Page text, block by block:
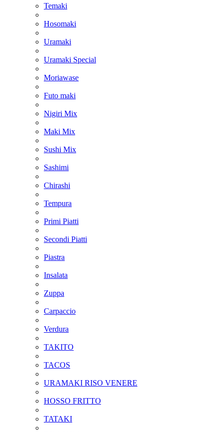
Temaki
Hosomaki
Uramaki
Uramaki Special
Moriawase
Futo maki
Nigiri Mix
Maki Mix
Sushi Mix
Sashimi
Chirashi
Tempura
Primi Piatti
Secondi Piatti
Piastra
Insalata
Zuppa
Carpaccio
Verdura
TAKITO
TACOS
URAMAKI RISO VENERE
HOSSO FRITTO
TATAKI